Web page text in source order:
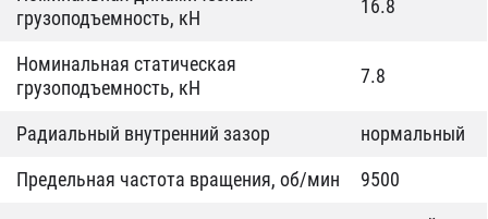
грузоподъемность, кН
16.8
Номинальная статическая
грузоподъемность, кН
7.8
Радиальный внутренний зазор
нормальный
Предельная частота вращения, об/мин
9500